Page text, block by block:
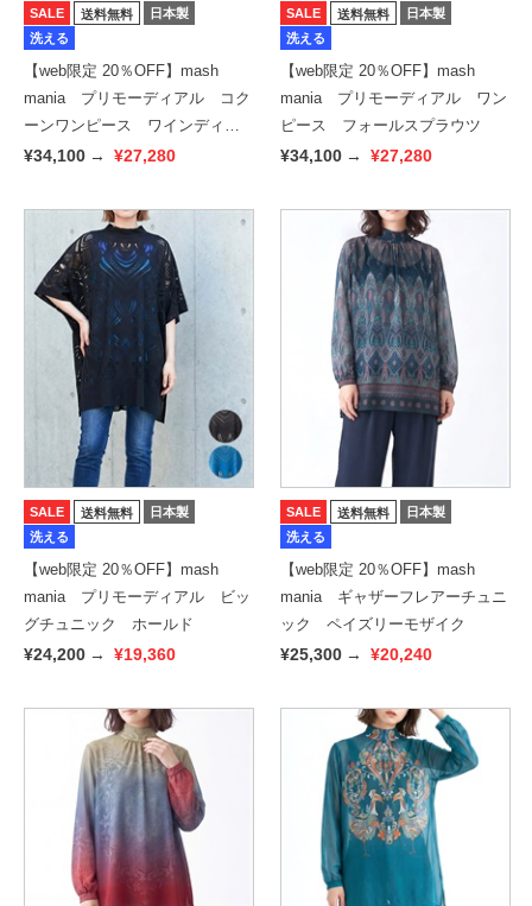
SALE 送料無料
日本製
洗える
【web限定 20％OFF】mash
mania プリモーディアル コク
ーンワンピース ワインディン
グ
¥34,100 → ¥27,280
SALE 送料無料
日本製
洗える
【web限定 20％OFF】mash
mania プリモーディアル ワン
ピース フォールスプラウツ
¥34,100 → ¥27,280
SALE 送料無料
日本製
洗える
【web限定 20％OFF】mash
mania プリモーディアル ビッ
グチュニック ホールド
¥24,200 → ¥19,360
SALE 送料無料
日本製
洗える
【web限定 20％OFF】mash
mania ギャザーフレアーチュニ
ック ペイズリーモザイク
¥25,300 → ¥20,240